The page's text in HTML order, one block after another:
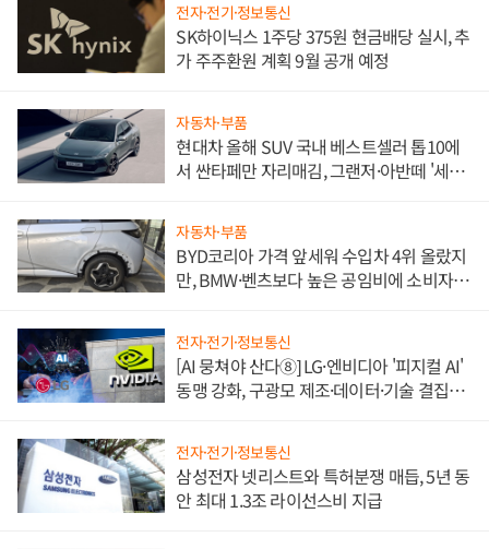
전자·전기·정보통신
SK하이닉스 1주당 375원 현금배당 실시, 추
가 주주환원 계획 9월 공개 예정
자동차·부품
현대차 올해 SUV 국내 베스트셀러 톱10에
서 싼타페만 자리매김, 그랜저·아반떼 '세단
자동차·부품
BYD코리아 가격 앞세워 수입차 4위 올랐지
만, BMW·벤츠보다 높은 공임비에 소비자
전자·전기·정보통신
[AI 뭉쳐야 산다⑧] LG·엔비디아 '피지컬 AI'
동맹 강화, 구광모 제조·데이터·기술 결집
전자·전기·정보통신
삼성전자 넷리스트와 특허분쟁 매듭, 5년 동
안 최대 1.3조 라이선스비 지급